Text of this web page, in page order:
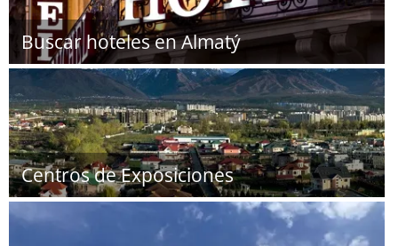
Buscar hoteles en Almatý
Centros de Exposiciones